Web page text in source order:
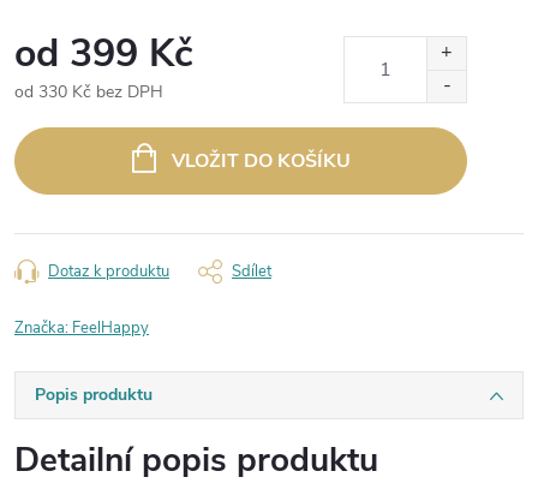
od 399 Kč
od 330 Kč bez DPH
cena:
VLOŽIT DO KOŠÍKU
Dotaz k produktu Sdílet
Značka: FeelHappy
Popis produktu
Detailní popis produktu